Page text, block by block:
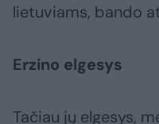
lietuviams, bando
Erzino elgesys
Tačiau jų elgesys,